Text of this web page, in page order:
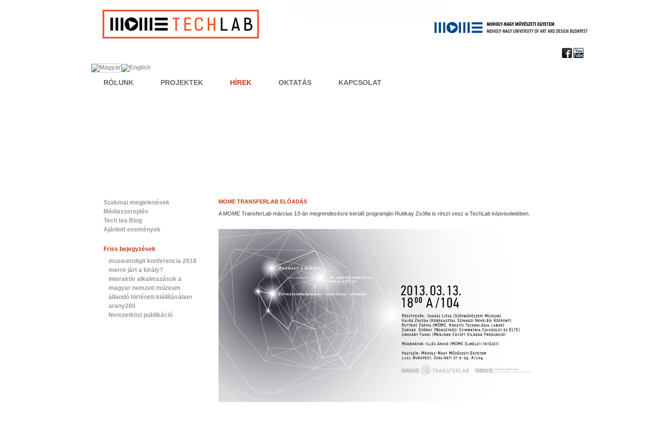
RÓLUNK PROJEKTEK HÍREK OKTATÁS KAPCSOLAT
Szakmai megjelenések
Médiaszereplés
Tech tea Blog
Ajánlott események
Friss bejegyzések
museumdigit konferencia 2018
merre járt a király?
interaktív alkalmazások a
magyar nemzeti múzeum
állandó történeti kiállításában
arany200
Nemzetközi publikáció
MOME TRANSFERLAB ELŐADÁS
A MOME TransferLab március 13-án megrendezésre kerülő programján Ruttkay Zsófia is részt vesz a TechLab képviseletében.